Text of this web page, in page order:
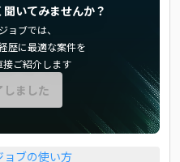
いてみませんか？
ョブでは、
歴に最適な案件を
ご紹介します
しました
ョブの使い方